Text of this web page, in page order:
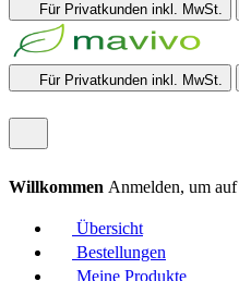
Für Privatkunden inkl. MwSt.
Für Privatkunden inkl. MwSt.
Willkommen Anmelden, um
Übersicht
Bestellungen
Meine Produkte